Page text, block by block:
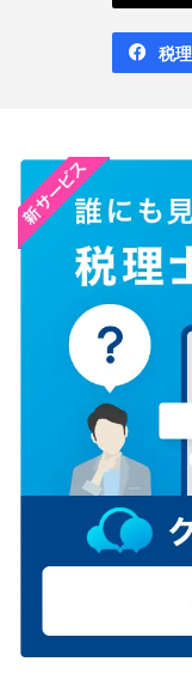
税